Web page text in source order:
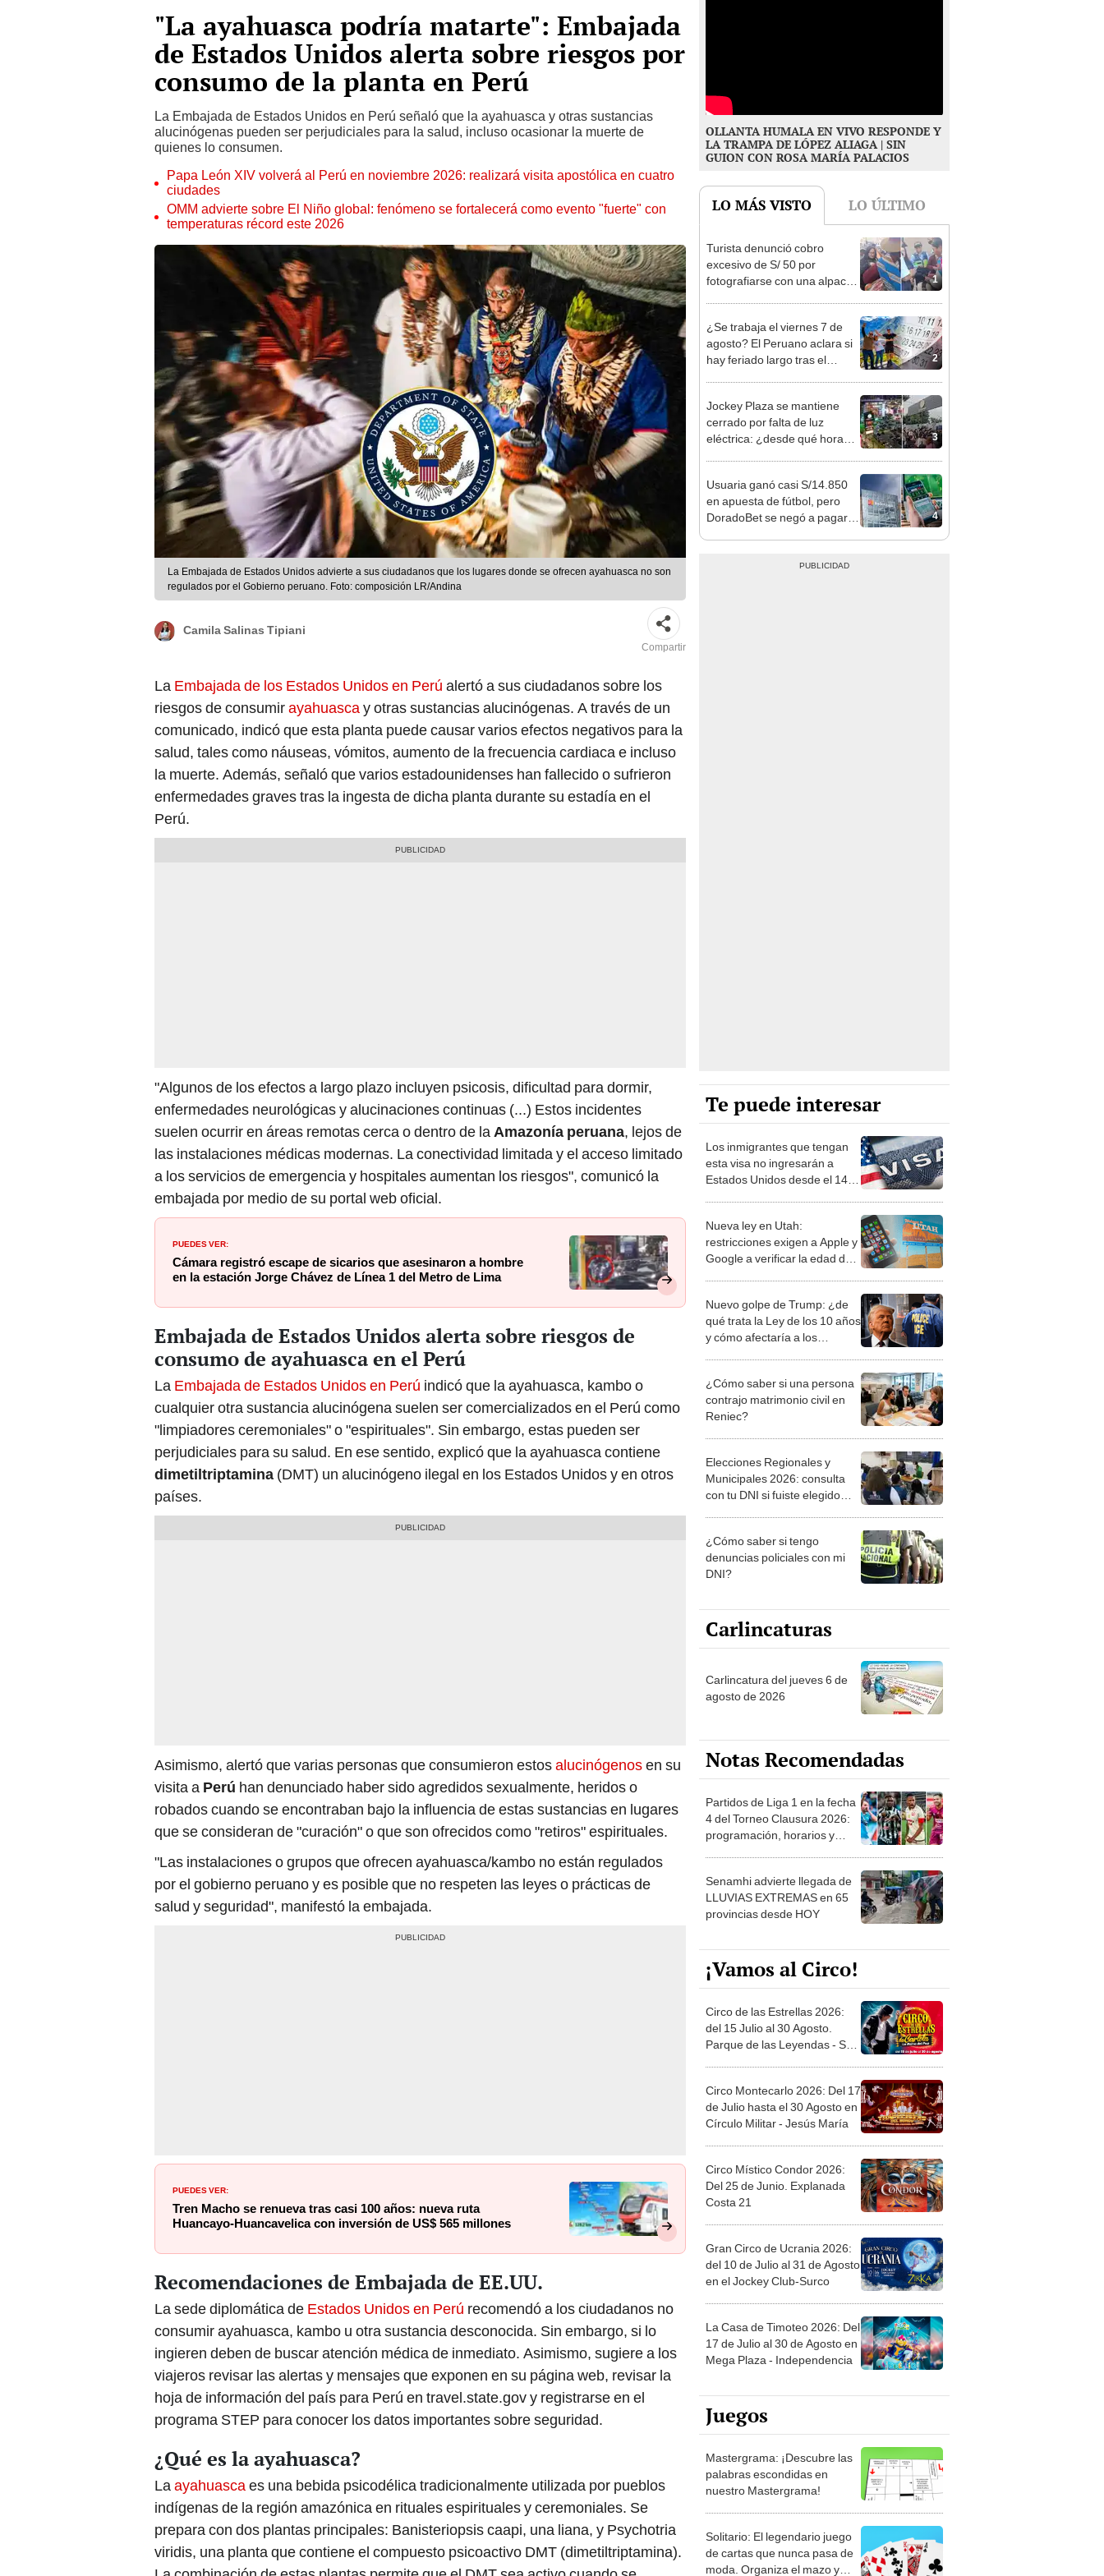
"La ayahuasca podría matarte": Embajada
de Estados Unidos alerta sobre riesgos por
consumo de la planta en Perú
La Embajada de Estados Unidos en Perú señaló que la ayahuasca y otras sustancias
alucinógenas pueden ser perjudiciales para la salud, incluso ocasionar la muerte de
quienes lo consumen.
Papa León XIV volverá al Perú en noviembre 2026: realizará visita apostólica en cuatro
ciudades
OMM advierte sobre El Niño global: fenómeno se fortalecerá como evento "fuerte" con
temperaturas récord este 2026
La Embajada de Estados Unidos advierte a sus ciudadanos que los lugares donde se ofrecen ayahuasca no son
regulados por el Gobierno peruano. Foto: composición LR/Andina
Camila Salinas Tipiani
Compartir
La Embajada de los Estados Unidos en Perú alertó a sus ciudadanos sobre los
riesgos de consumirayahuascay otras sustancias alucinógenas. A través de un
comunicado, indicó que esta planta puede causar varios efectos negativos para la
salud, tales como náuseas, vómitos, aumento de la frecuencia cardiaca e incluso
la muerte. Además, señaló que varios estadounidenses han fallecido o sufrieron
enfermedades graves tras la ingesta de dicha planta durante su estadía en el
Perú.
"Algunos de los efectos a largo plazo incluyen psicosis, dificultad para dormir,
enfermedades neurológicas y alucinaciones continuas (...) Estos incidentes
suelen ocurrir en áreas remotas cerca o dentro de laAmazonía peruana, lejos de
las instalaciones médicas modernas. La conectividad limitada y el acceso limitado
a los servicios de emergencia y hospitales aumentan los riesgos", comunicó la
embajada por medio de su portal web oficial.
PUEDES VER:
Cámara registró escape de sicarios que asesinaron a hombre
en la estación Jorge Chávez de Línea 1 del Metro de Lima
Embajada de Estados Unidos alerta sobre riesgos de
consumo de ayahuasca en el Perú
La Embajada de Estados Unidos en Perú indicó que la ayahuasca, kambo o
cualquier otra sustancia alucinógena suelen ser comercializados en el Perú como
"limpiadores ceremoniales" o "espirituales". Sin embargo, estas pueden ser
perjudiciales para su salud. En ese sentido, explicó que la ayahuasca contiene
dimetiltriptamina (DMT) un alucinógeno ilegal en los Estados Unidos y en otros
países.
Asimismo, alertó que varias personas que consumieron estosalucinógenosen su
visita a Perú han denunciado haber sido agredidos sexualmente, heridos o
robados cuando se encontraban bajo la influencia de estas sustancias en lugares
que se consideran de "curación" o que son ofrecidos como "retiros" espirituales.
"Las instalaciones o grupos que ofrecen ayahuasca/kambo no están regulados
por el gobierno peruano y es posible que no respeten las leyes o prácticas de
salud y seguridad", manifestó la embajada.
PUEDES VER:
Tren Macho se renueva tras casi 100 años: nueva ruta
Huancayo-Huancavelica con inversión de US$ 565 millones
Recomendaciones de Embajada de EE.UU.
La sede diplomática de Estados Unidos en Perú recomendó a los ciudadanos no
consumir ayahuasca, kambo u otra sustancia desconocida. Sin embargo, si lo
ingieren deben de buscar atención médica de inmediato. Asimismo, sugiere a los
viajeros revisar las alertas y mensajes que exponen en su página web, revisar la
hoja de información del país para Perú en travel.state.gov y registrarse en el
programa STEP para conocer los datos importantes sobre seguridad.
¿Qué es la ayahuasca?
La ayahuascaes una bebida psicodélica tradicionalmente utilizada por pueblos
indígenas de la región amazónica en rituales espirituales y ceremoniales. Se
prepara con dos plantas principales: Banisteriopsis caapi, una liana, y Psychotria
viridis, una planta que contiene el compuesto psicoactivo DMT (dimetiltriptamina).
OLLANTA HUMALA EN VIVO RESPONDE Y
LA TRAMPA DE LÓPEZ ALIAGA | SIN
GUION CON ROSA MARÍA PALACIOS
LO MÁS VISTO LO ÚLTIMO
1
Turista denunció cobro
excesivo de S/ 50 por
fotografiarse con una alpaca
2
¿Se trabaja el viernes 7 de
agosto? El Peruano aclara si
hay feriado largo tras el
3
Jockey Plaza se mantiene
cerrado por falta de luz
eléctrica: ¿desde qué hora
4
Usuaria ganó casi S/14.850
en apuesta de fútbol, pero
DoradoBet se negó a pagar:
Te puede interesar
Los inmigrantes que tengan
esta visa no ingresarán a
Estados Unidos desde el 14
Nueva ley en Utah:
restricciones exigen a Apple y
Google a verificar la edad de
Nuevo golpe de Trump: ¿de
qué trata la Ley de los 10 años
y cómo afectaría a los
¿Cómo saber si una persona
contrajo matrimonio civil en
Reniec?
Elecciones Regionales y
Municipales 2026: consulta
con tu DNI si fuiste elegido
la ONPE
¿Cómo saber si tengo
denuncias policiales con mi
DNI?
Carlincaturas
Carlincatura del jueves 6 de
agosto de 2026
Notas Recomendadas
Partidos de Liga 1 en la fecha
4 del Torneo Clausura 2026:
programación, horarios y
Senamhi advierte llegada de
LLUVIAS EXTREMAS en 65
provincias desde HOY
¡Vamos al Circo!
Circo de las Estrellas 2026:
del 15 Julio al 30 Agosto.
Parque de las Leyendas - San
Circo Montecarlo 2026: Del 17
de Julio hasta el 30 Agosto en
Círculo Militar - Jesús María
Circo Místico Condor 2026:
Del 25 de Junio. Explanada
Costa 21
Gran Circo de Ucrania 2026:
del 10 de Julio al 31 de Agosto
en el Jockey Club-Surco
La Casa de Timoteo 2026: Del
17 de Julio al 30 de Agosto en
Mega Plaza - Independencia
Juegos
Mastergrama: ¡Descubre las
palabras escondidas en
nuestro Mastergrama!
Solitario: El legendario juego
de cartas que nunca pasa de
moda. Organiza el mazo y